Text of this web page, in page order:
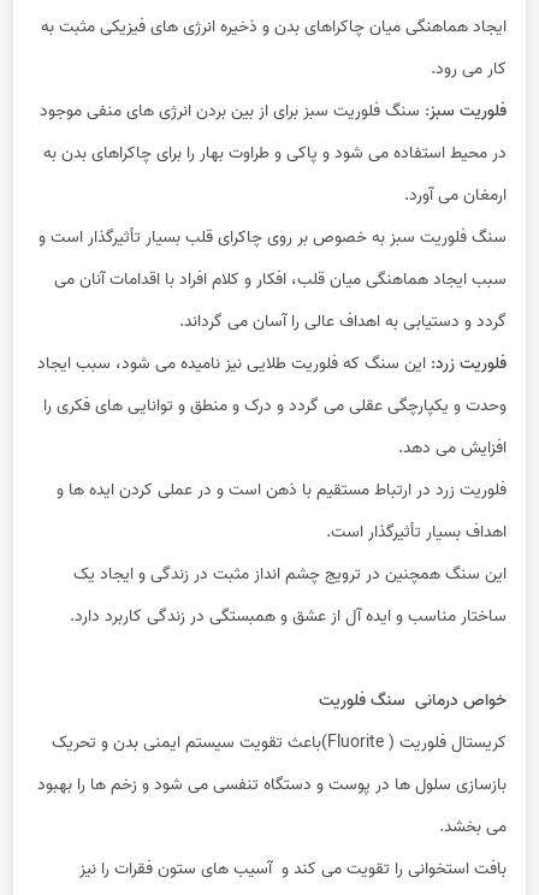
ایجاد هماهنگی میان چاکراهای بدن و ذخیره انرژی های فیزیکی مثبت به
کار می رود.
فلوریت سبز: سنگ فلوریت سبز برای از بین بردن انرژی های منفی موجود
در محیط استفاده می شود و پاکی و طراوت بهار را برای چاکراهای بدن به
ارمغان می آورد.
سنگ فلوریت سبز به خصوص بر روی چاکرای قلب بسیار تأثیرگذار است و
سبب ایجاد هماهنگی میان قلب، افکار و کلام افراد با اقدامات آنان می
گردد و دستیابی به اهداف عالی را آسان می گرداند.
فلوریت زرد: این سنگ که فلوریت طلایی نیز نامیده می شود، سبب ایجاد
وحدت و یکپارچگی عقلی می گردد و درک و منطق و توانایی های فکری را
افزایش می دهد.
فلوریت زرد در ارتباط مستقیم با ذهن است و در عملی کردن ایده ها و
اهداف بسیار تأثیرگذار است.
این سنگ همچنین در ترویج چشم انداز مثبت در زندگی و ایجاد یک
ساختار مناسب و ایده آل از عشق و همبستگی در زندگی کاربرد دارد.
خواص درمانی سنگ فلوریت
کریستال فلوریت ( Fluorite)باعث تقویت سیستم ایمنی بدن و تحریک
بازسازی سلول ها در پوست و دستگاه تنفسی می شود و زخم ها را بهبود
می بخشد.
بافت استخوانی را تقویت می کند و آسیب های ستون فقرات را نیز